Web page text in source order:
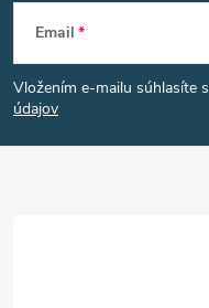
á
p
Email
Vložením e-mailu súhlasíte s
údajov